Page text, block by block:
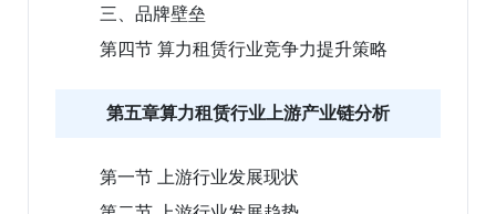
三、品牌壁垒
第四节 算力租赁行业竞争力提升策略
第五章算力租赁行业上游产业链分析
第一节 上游行业发展现状